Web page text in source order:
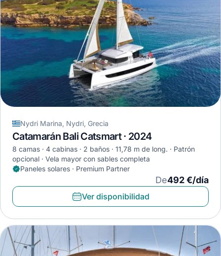
Nydri Marina, Nydri, Grecia
Catamarán Bali Catsmart · 2024
8 camas 4 cabinas 2 baños 11,78 m de long.
Patrón
opcional
Vela mayor con sables completa
Paneles solares · Premium Partner
De492 €/día
Ver disponibilidad